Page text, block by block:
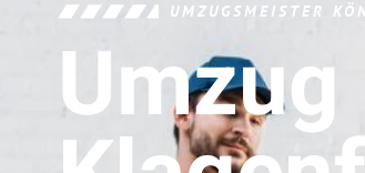
UMZUGSMEISTER
Umzug